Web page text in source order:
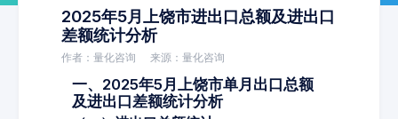
2025年5月上饶市进出口总额及进出口
差额统计分析
作者：量化咨询 来源：量化咨询
一、2025年5月上饶市单月出口总额
及进出口差额统计分析